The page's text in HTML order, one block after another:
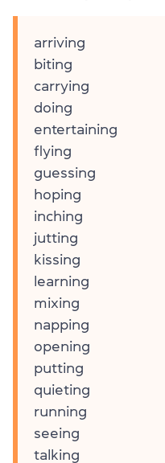
arriving
biting
carrying
doing
entertaining
flying
guessing
hoping
inching
jutting
kissing
learning
mixing
napping
opening
putting
quieting
running
seeing
talking